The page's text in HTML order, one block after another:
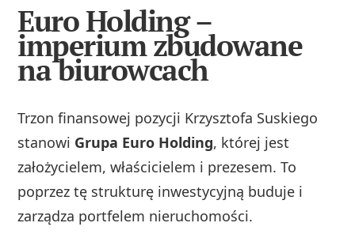
Euro Holding –
imperium zbudowane
na biurowcach
Trzon finansowej pozycji Krzysztofa Suskiego
stanowi Grupa Euro Holding, której jest
założycielem, właścicielem i prezesem. To
poprzez tę strukturę inwestycyjną buduje i
zarządza portfelem nieruchomości.